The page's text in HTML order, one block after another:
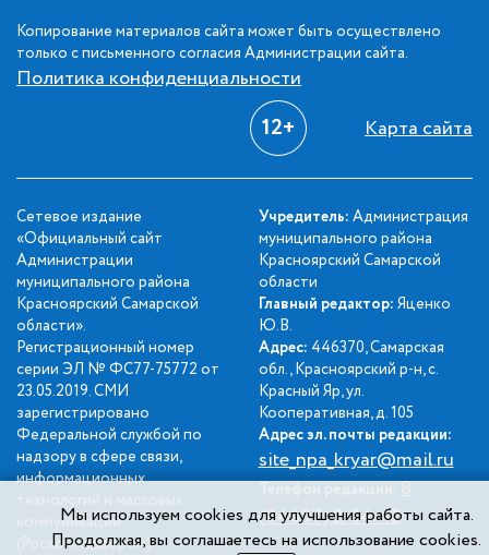
Копирование материалов сайта может быть осуществлено
только с письменного согласия Администрации сайта.
Политика конфиденциальности
12+ Карта сайта
Сетевое издание
«Официальный сайт
Администрации
муниципального района
Красноярский Самарской
области».
Регистрационный номер
серии ЭЛ № ФС77-75772 от
23.05.2019. СМИ
зарегистрировано
Федеральной службой по
надзору в сфере связи,
информационных
технологий и массовых
коммуникаций
(Роскомнадзором).
Учредитель: Администрация
муниципального района
Красноярский Самарской
области
Главный редактор: Яценко
Ю.В.
Адрес: 446370, Самарская
обл., Красноярский р-н, с.
Красный Яр, ул.
Кооперативная, д. 105
Адрес эл. почты редакции:
site_npa_kryar@mail.ru
Телефон редакции: 8
(84657) 2-34-42
Мы используем cookies для улучшения работы сайта.
Продолжая, вы соглашаетесь на использование cookies.